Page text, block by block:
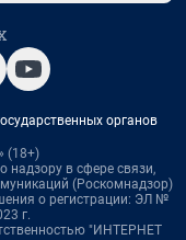
органов
(18+)
надзору в сфере связи,
(Роскомнадзор)
о регистрации: ЭЛ №
г.
"ИНТЕРНЕТ